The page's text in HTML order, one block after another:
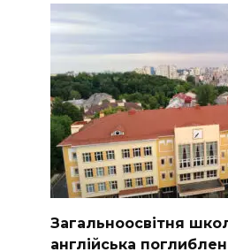
Загальноосвітня
англійська